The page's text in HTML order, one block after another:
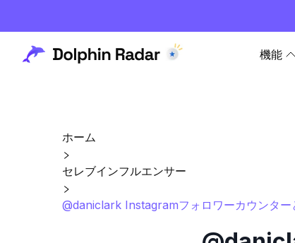
機能
ホーム
セレブインフルエンサー
@daniclark Instagramフォロワーカウンター